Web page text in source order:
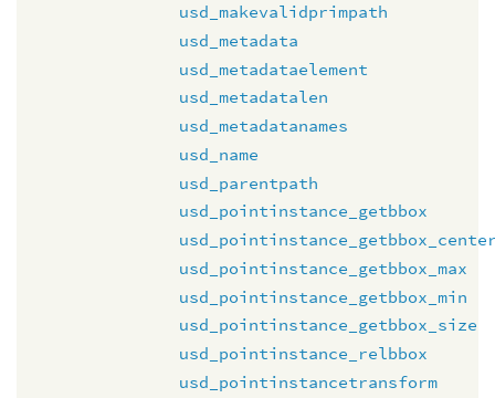
usd_makevalidprimpath
usd_metadata
usd_metadataelement
usd_metadatalen
usd_metadatanames
usd_name
usd_parentpath
usd_pointinstance_getbbox
usd_pointinstance_getbbox_max
usd_pointinstance_getbbox_min
usd_pointinstance_getbbox_size
usd_pointinstance_relbbox
usd_pointinstancetransform